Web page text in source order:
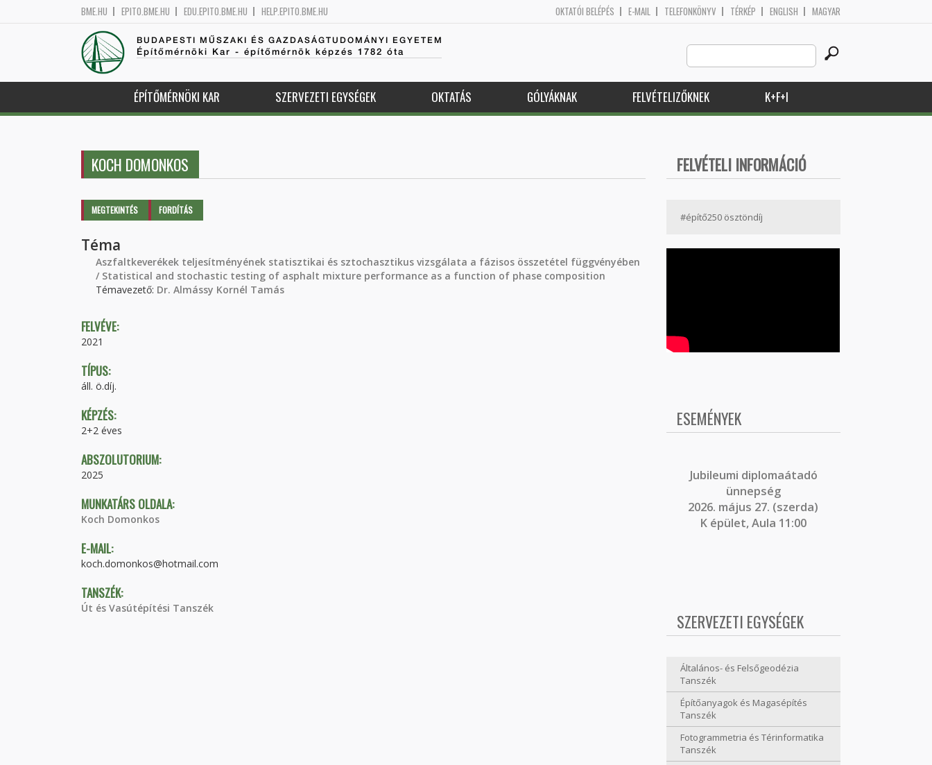
BME.HU EPITO.BME.HU EDU.EPITO.BME.HU HELP.EPITO.BME.HU OKTATÓI BELÉPÉS E-MAIL TELEFONKÖNYV TÉRKÉP ENGLISH MAGYAR
BUDAPESTI MŰSZAKI ÉS GAZDASÁGTUDOMÁNYI EGYETEM
Építőmérnöki Kar - építőmérnök képzés 1782 óta
Search
this
site
ÉPÍTŐMÉRNÖKI KAR SZERVEZETI EGYSÉGEK OKTATÁS GÓLYÁKNAK FELVÉTELIZŐKNEK K+F+I
KOCH DOMONKOS
Elsődleges fülek
MEGTEKINTÉS (AKTÍVFORDÍTÁS
Téma
Aszfaltkeverékek teljesítményének statisztikai és sztochasztikus vizsgálata a fázisos összetétel függvényében
/ Statistical and stochastic testing of asphalt mixture performance as a function of phase composition
Témavezető: Dr. Almássy Kornél Tamás
FELVÉVE:
2021
TÍPUS:
áll. ö.díj.
KÉPZÉS:
2+2 éves
ABSZOLUTORIUM:
2025
MUNKATÁRS OLDALA:
Koch Domonkos
E-MAIL:
koch.domonkos@hotmail.com
TANSZÉK:
Út és Vasútépítési Tanszék
FELVÉTELI INFORMÁCIÓ
#építő250 ösztöndíj
ESEMÉNYEK
Jubileumi diplomaátadó
ünnepség
2026. május 27. (szerda)
K épület, Aula 11:00
SZERVEZETI EGYSÉGEK
Általános- és Felsőgeodézia
Tanszék
Építőanyagok és Magasépítés
Tanszék
Fotogrammetria és Térinformatika
Tanszék